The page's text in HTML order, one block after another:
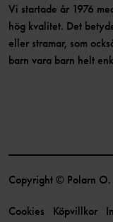
Vi startade år 1976
hög kvalitet. Det
eller stramar, som
barn vara barn helt
Copyright © Polarn
Cookies Köpvillkor